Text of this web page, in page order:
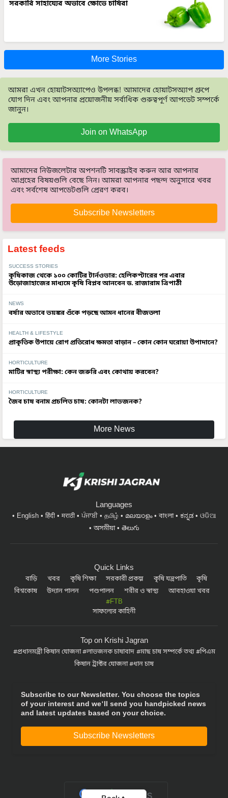
সরকারি সাহায্যের অভাবে ক্ষোভে চাষিরা
More Stories
আমরা এখন হোয়াটসঅ্যাপেও উপলব্ধ! আমাদের হোয়াটসঅ্যাপ গ্রুপে
যোগ দিন এবং আপনার প্রয়োজনীয় সর্বাধিক গুরুত্বপূর্ণ আপডেট সম্পর্কে
জানুন।
Join on WhatsApp
আমাদের নিউজলেটার অপশনটি সাবস্ক্রাইব করুন আর আপনার
আগ্রহের বিষয়গুলি বেছে নিন। আমরা আপনার পছন্দ অনুসারে খবর
এবং সর্বশেষ আপডেটগুলি প্রেরণ করব।
Subscribe Newsletters
Latest feeds
SUCCESS STORIES
কৃষিকাজ থেকে ১০০ কোটির টার্নওভার: হেলিকপ্টারের পর এবার
উড়োজাহাজের মাধ্যমে কৃষি বিপ্লব আনবেন ড. রাজারাম ত্রিপাঠী
NEWS
বর্ষার অভাবে ভয়ঙ্কর শুঁকে পড়ছে আমন ধানের বীজতলা
HEALTH & LIFESTYLE
প্রাকৃতিক উপায়ে রোগ প্রতিরোধ ক্ষমতা বাড়ান – কোন কোন ঘরোয়া উপাদানে?
HORTICULTURE
মাটির স্বাস্থ্য পরীক্ষা: কেন জরুরি এবং কোথায় করবেন?
HORTICULTURE
জৈব চাষ বনাম প্রচলিত চাষ: কোনটা লাভজনক?
More News
Languages
English हिंदी मराठी ਪੰਜਾਬੀ தமிழ் മലയാളം বাংলা ಕನ್ನಡ
ଓଡିଆ
অসমীয়া
తెలుగు
Quick Links
বাড়ি খবর কৃষি শিক্ষা সরকারী প্রকল্প কৃষি যন্ত্রপাতি
কৃষি
বিশ্বকোষ
উদ্যান পালন পশুপালন শরীর ও স্বাস্থ্য
আবহাওয়া খবর
#FTB
সাফল্যের কাহিনী
Top on Krishi Jagran
প্রধানমন্ত্রী কিষান যোজনা লাভজনক চাষাবাদ মাছ চাষ সম্পর্কে তথ্য
পিএম
কিষান ট্রাক্টর যোজনা ধান চাষ
Subscribe to our Newsletter. You choose the topics
of your interest and we'll send you handpicked news
and latest updates based on your choice.
Subscribe Newsletters